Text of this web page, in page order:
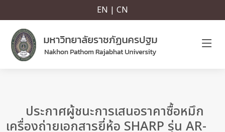
EN | CN
ประกาศผู้ชนะการเสนอราคาซื้อหมึก
เครื่องถ่ายเอกสารยี่ห้อ SHARP รุ่น AR-